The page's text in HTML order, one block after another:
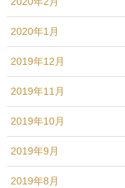
2020年1月
2019年12月
2019年11月
2019年10月
2019年9月
2019年8月